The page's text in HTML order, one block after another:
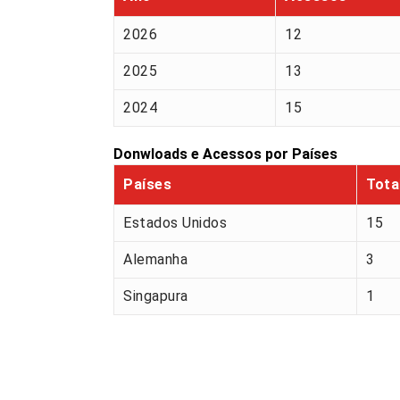
2026 12
2025 13
2024 15
Donwloads e Acessos por Países
Países
Estados Unidos 15
Alemanha 3
Singapura 1